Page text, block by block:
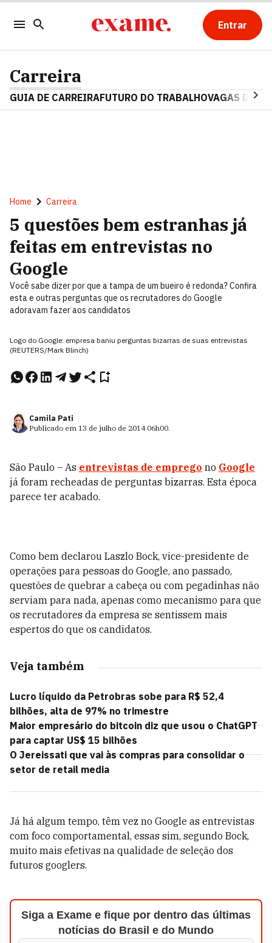
Entrar
Carreira
GUIA DE CARREIRAFUTURO DO TRABALHOVAGAS DE
Home Carreira
5 questões bem estranhas já
feitas em entrevistas no
Google
Você sabe dizer por que a tampa de um bueiro é redonda? Confira
esta e outras perguntas que os recrutadores do Google
adoravam fazer aos candidatos
Logo do Google: empresa baniu perguntas bizarras de suas entrevistas
(REUTERS/Mark Blinch)
Camila Pati
Publicado em 13 de julho de 2014 06h00.
São Paulo – As entrevistas de emprego no Google
já foram recheadas de perguntas bizarras. Esta época
parece ter acabado.
Como bem declarou Laszlo Bock, vice-presidente de
operações para pessoas do Google, ano passado,
questões de quebrar a cabeça ou com pegadinhas não
serviam para nada, apenas como mecanismo para que
os recrutadores da empresa se sentissem mais
espertos do que os candidatos.
Veja também
Lucro líquido da Petrobras sobe para R$ 52,4
bilhões, alta de 97% no trimestre
Maior empresário do bitcoin diz que usou o ChatGPT
para captar US$ 15 bilhões
O Jereissati que vai às compras para consolidar o
setor de retail media
Já há algum tempo, têm vez no Google as entrevistas
com foco comportamental, essas sim, segundo Bock,
muito mais efetivas na qualidade de seleção dos
futuros googlers.
Siga a Exame e fique por dentro das últimas
notícias do Brasil e do Mundo